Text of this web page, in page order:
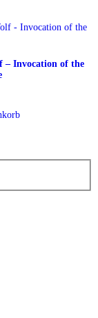
– Invocation of the